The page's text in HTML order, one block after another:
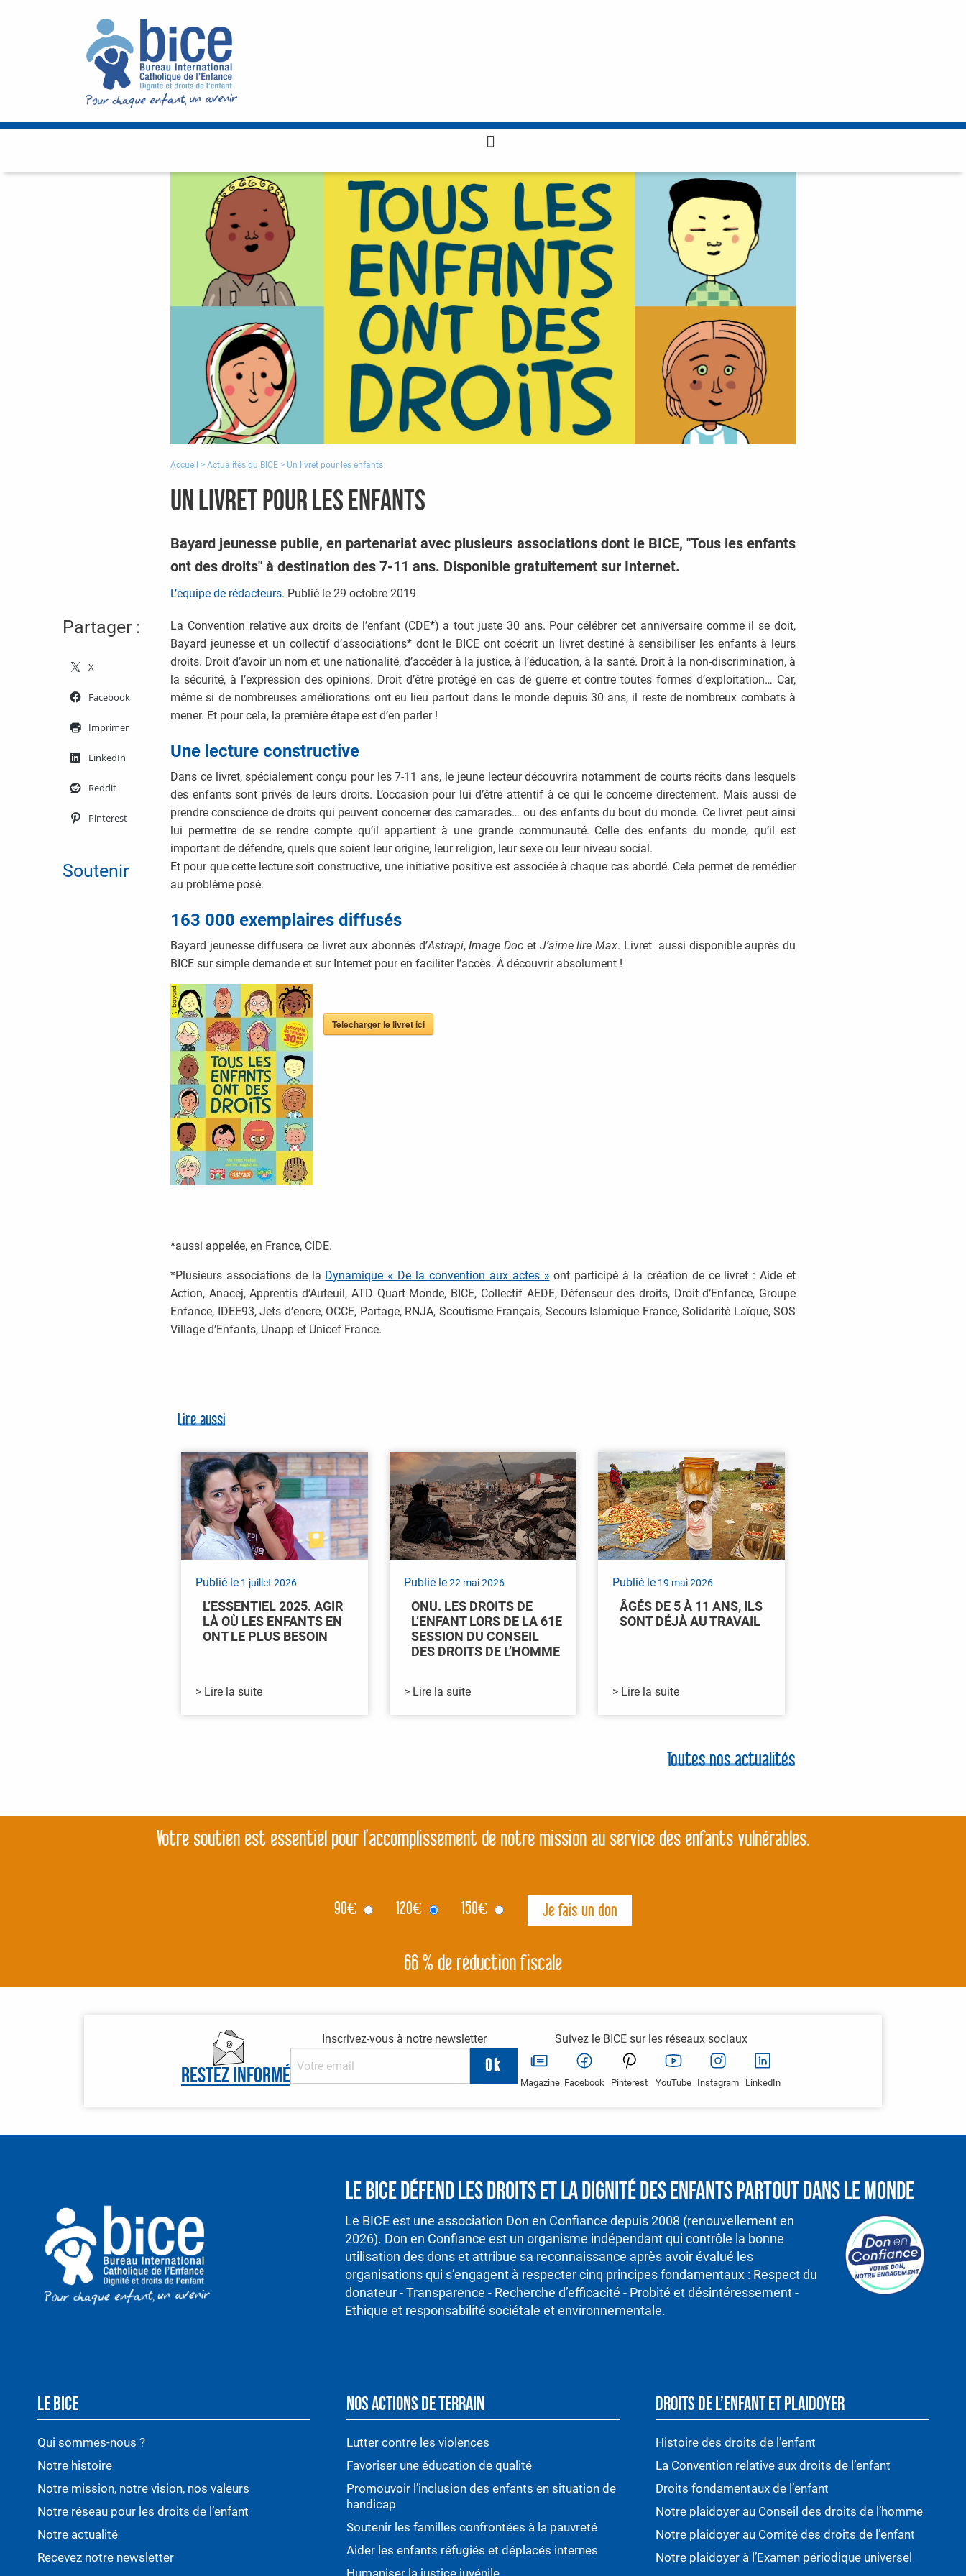
Accueil > Actualités du BICE > Un livret pour les enfants
Un livret pour les enfants
Bayard jeunesse publie, en partenariat avec plusieurs associations dont le BICE, "Tous les enfants
ont des droits" à destination des 7-11 ans. Disponible gratuitement sur Internet.
L’équipe de rédacteurs. Publié le 29 octobre 2019
Partager :
X
Facebook
Imprimer
LinkedIn
Reddit
Pinterest
Soutenir
La Convention relative aux droits de l’enfant (CDE*) a tout juste 30 ans. Pour célébrer cet anniversaire comme il se doit,
Bayard jeunesse et un collectif d’associations* dont le BICE ont coécrit un livret destiné à sensibiliser les enfants à leurs
droits. Droit d’avoir un nom et une nationalité, d’accéder à la justice, à l’éducation, à la santé. Droit à la non-discrimination, à
la sécurité, à l’expression des opinions. Droit d’être protégé en cas de guerre et contre toutes formes d’exploitation… Car,
même si de nombreuses améliorations ont eu lieu partout dans le monde depuis 30 ans, il reste de nombreux combats à
mener. Et pour cela, la première étape est d’en parler !
Une lecture constructive
Dans ce livret, spécialement conçu pour les 7-11 ans, le jeune lecteur découvrira notamment de courts récits dans lesquels
des enfants sont privés de leurs droits. L’occasion pour lui d’être attentif à ce qui le concerne directement. Mais aussi de
prendre conscience de droits qui peuvent concerner des camarades… ou des enfants du bout du monde. Ce livret peut ainsi
lui permettre de se rendre compte qu’il appartient à une grande communauté. Celle des enfants du monde, qu’il est
important de défendre, quels que soient leur origine, leur religion, leur sexe ou leur niveau social.
Et pour que cette lecture soit constructive, une initiative positive est associée à chaque cas abordé. Cela permet de remédier
au problème posé.
163 000 exemplaires diffusés
Bayard jeunesse diffusera ce livret aux abonnés d’Astrapi,Image Doc et J’aime lire Max. Livret aussi disponible auprès du
BICE sur simple demande et sur Internet pour en faciliter l’accès. À découvrir absolument !
Télécharger le livret ici
*aussi appelée, en France, CIDE.
*Plusieurs associations de la Dynamique « De la convention aux actes » ont participé à la création de ce livret : Aide et
Action, Anacej, Apprentis d’Auteuil, ATD Quart Monde, BICE, Collectif AEDE, Défenseur des droits, Droit d’Enfance, Groupe
Enfance, IDEE93, Jets d’encre, OCCE, Partage, RNJA, Scoutisme Français, Secours Islamique France, Solidarité Laïque, SOS
Village d’Enfants, Unapp et Unicef France.
Lire aussi
Publié le 1 juillet 2026
L’ESSENTIEL 2025. AGIR
LÀ OÙ LES ENFANTS EN
ONT LE PLUS BESOIN
> Lire la suite
Publié le22 mai 2026
ONU. LES DROITS DE
L’ENFANT LORS DE LA 61E
SESSION DU CONSEIL
DES DROITS DE L’HOMME
> Lire la suite
Publié le19 mai 2026
ÂGÉS DE 5 À 11 ANS, ILS
SONT DÉJÀ AU TRAVAIL
> Lire la suite
Toutes nos actualités
Votre soutien est essentiel pour l’accomplissement de notre mission au service des enfants vulnérables.
90€ 120€ 150€
66 % de réduction fiscale
Restez informé
Inscrivez-vous à notre newsletter Suivez le BICE sur les réseaux sociaux
Magazine Facebook Pinterest YouTube Instagram LinkedIn
Le BICE défend les droits et la dignité des enfants partout dans le monde
Le BICE est une association Don en Confiance depuis 2008 (renouvellement en
2026). Don en Confiance est un organisme indépendant qui contrôle la bonne
utilisation des dons et attribue sa reconnaissance après avoir évalué les
organisations qui s’engagent à respecter cinq principes fondamentaux : Respect du
donateur - Transparence - Recherche d’efficacité - Probité et désintéressement -
Ethique et responsabilité sociétale et environnementale.
LE BICE
Qui sommes-nous ?
Notre histoire
Notre mission, notre vision, nos valeurs
Notre réseau pour les droits de l’enfant
Notre actualité
Recevez notre newsletter
NOS ACTIONS DE TERRAIN
Lutter contre les violences
Favoriser une éducation de qualité
Promouvoir l’inclusion des enfants en situation de
handicap
Soutenir les familles confrontées à la pauvreté
Aider les enfants réfugiés et déplacés internes
DROITS DE L’ENFANT ET PLAIDOYER
Histoire des droits de l’enfant
La Convention relative aux droits de l’enfant
Droits fondamentaux de l’enfant
Notre plaidoyer au Conseil des droits de l’homme
Notre plaidoyer au Comité des droits de l’enfant
Notre plaidoyer à l’Examen périodique universel